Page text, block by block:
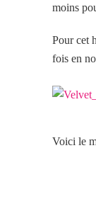
moins
Pour cet
fois en
Voici le